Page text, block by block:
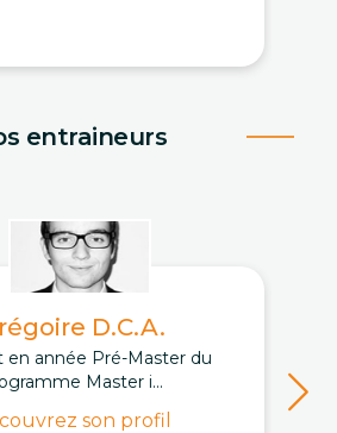
entraineurs
D.C.A.
en année Pré-Master du
Master i...
son profil